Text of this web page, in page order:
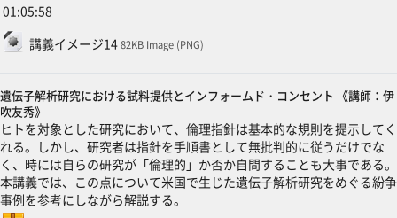
01:05:58
講義イメージ14
ファイル82KB Image (PNG)
遺伝子解析研究における試料提供とインフォームド・コンセント 《講師：伊
吹友秀》
ヒトを対象とした研究において、倫理指針は基本的な規則を提示してく
れる。しかし、研究者は指針を手順書として無批判的に従うだけでな
く、時には自らの研究が「倫理的」か否か自問することも大事である。
本講義では、この点について米国で生じた遺伝子解析研究をめぐる紛争
事例を参考にしながら解説する。